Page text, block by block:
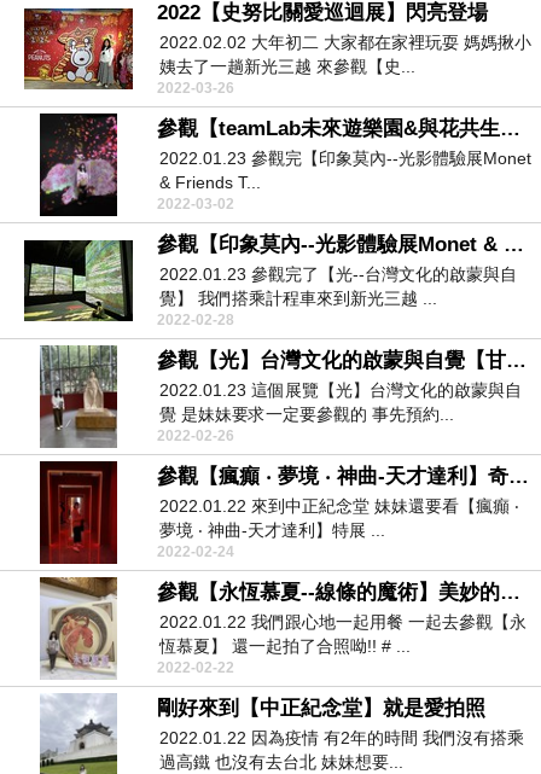
2022【史努比關愛巡迴展】閃亮登場
2022.02.02 大年初二 大家都在家裡玩耍 媽媽揪小
姨去了一趟新光三越 來參觀【史...
2022-03-26
參觀【teamLab未來遊樂園&與花共生的動物們】現代藝術
2022.01.23 參觀完【印象莫內--光影體驗展Monet
& Friends T...
2022-03-02
參觀【印象莫內--光影體驗展Monet & Friends Taiwan】超過2000幅畫作的影像展
2022.01.23 參觀完了【光--台灣文化的啟蒙與自
覺】 我們搭乘計程車來到新光三越 ...
2022-02-28
參觀【光】台灣文化的啟蒙與自覺【甘露水】是精隨之作
2022.01.23 這個展覽【光】台灣文化的啟蒙與自
覺 是妹妹要求一定要參觀的 事先預約...
2022-02-26
參觀【瘋癲 ‧ 夢境 ‧ 神曲-天才達利】奇特怪異的展覽
2022.01.22 來到中正紀念堂 妹妹還要看【瘋癲 ‧
夢境 ‧ 神曲-天才達利】特展 ...
2022-02-24
參觀【永恆慕夏--線條的魔術】美妙的展覽
2022.01.22 我們跟心地一起用餐 一起去參觀【永
恆慕夏】 還一起拍了合照呦!! # ...
2022-02-22
剛好來到【中正紀念堂】就是愛拍照
2022.01.22 因為疫情 有2年的時間 我們沒有搭乘
過高鐵 也沒有去台北 妹妹想要...